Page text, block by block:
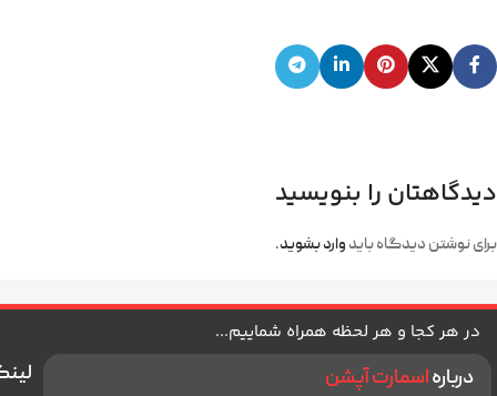
دیدگاهتان را بنویسید
برای نوشتن دیدگاه باید وارد بشوید.
در هر کجا و هر لحظه همراه شماییم...
دربارهاسمارت آپشن